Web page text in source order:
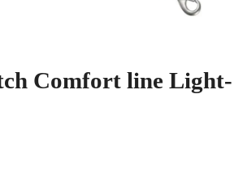
Comfort line Light-